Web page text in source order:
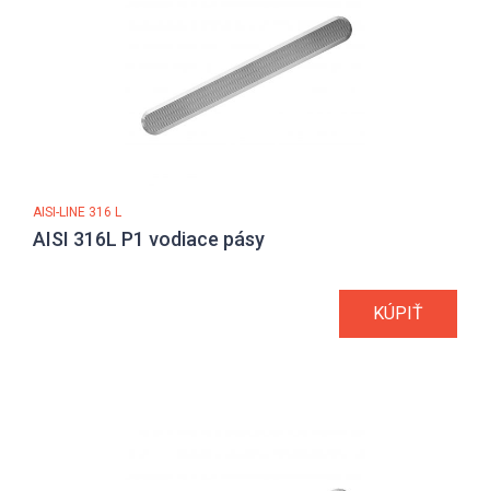
AISI-LINE 316 L
AISI 316L P1 vodiace pásy
KÚPIŤ